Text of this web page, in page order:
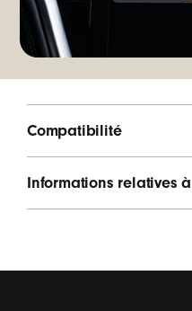
Compatibilité
Informations relatives